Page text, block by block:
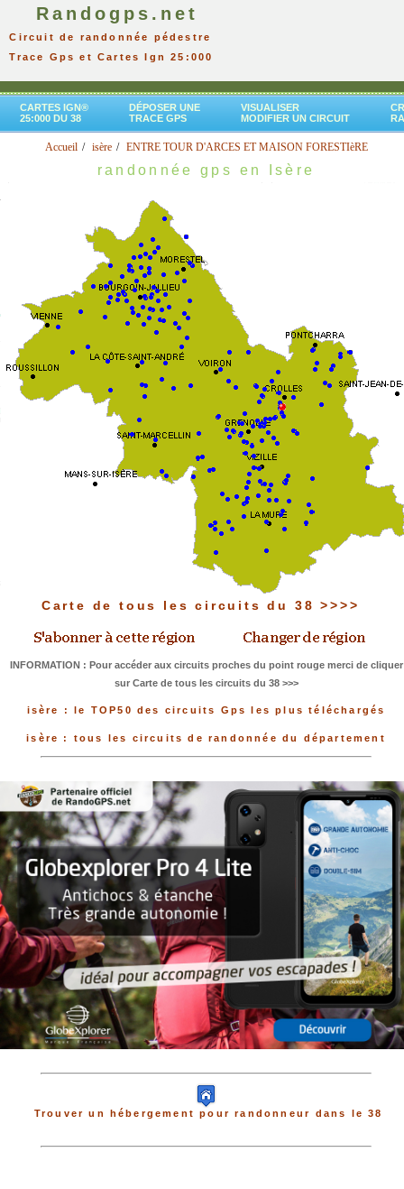
Randogps.net
Circuit de randonnée pédestre
Trace Gps et Cartes Ign 25:000
CARTES IGN®
25:000 DU 38
DÉPOSER UNE
TRACE GPS
VISUALISER
MODIFIER UN CIRCUIT
Accueil isère ENTRE TOUR D'ARCES ET MAISON FORESTIèRE
randonnée gps en Isère
Carte de tous les circuits du 38 >>>>
INFORMATION : Pour accéder aux circuits proches du point rouge merci de cliquer
sur Carte de tous les circuits du 38 >>>
isère : le TOP50 des circuits Gps les plus téléchargés
isère : tous les circuits de randonnée du département
Trouver un hébergement pour randonneur dans le 38